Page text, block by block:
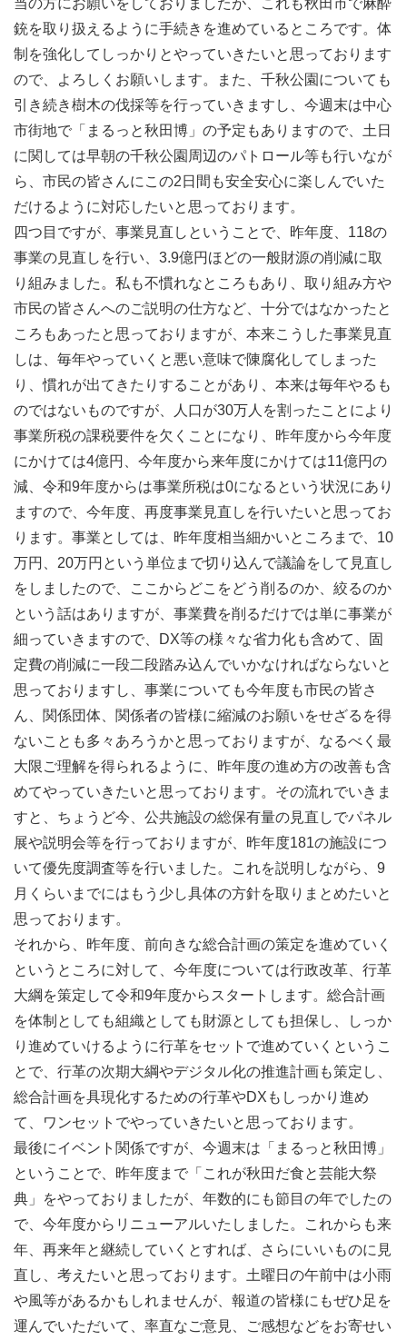
当の方にお願いをしておりましたが、これも秋田市で麻酔
銃を取り扱えるように手続きを進めているところです。体
制を強化してしっかりとやっていきたいと思っております
ので、よろしくお願いします。また、千秋公園についても
引き続き樹木の伐採等を行っていきますし、今週末は中心
市街地で「まるっと秋田博」の予定もありますので、土日
に関しては早朝の千秋公園周辺のパトロール等も行いなが
ら、市民の皆さんにこの2日間も安全安心に楽しんでいた
だけるように対応したいと思っております。
四つ目ですが、事業見直しということで、昨年度、118の
事業の見直しを行い、3.9億円ほどの一般財源の削減に取
り組みました。私も不慣れなところもあり、取り組み方や
市民の皆さんへのご説明の仕方など、十分ではなかったと
ころもあったと思っておりますが、本来こうした事業見直
しは、毎年やっていくと悪い意味で陳腐化してしまった
り、慣れが出てきたりすることがあり、本来は毎年やるも
のではないものですが、人口が30万人を割ったことにより
事業所税の課税要件を欠くことになり、昨年度から今年度
にかけては4億円、今年度から来年度にかけては11億円の
減、令和9年度からは事業所税は0になるという状況にあり
ますので、今年度、再度事業見直しを行いたいと思ってお
ります。事業としては、昨年度相当細かいところまで、10
万円、20万円という単位まで切り込んで議論をして見直し
をしましたので、ここからどこをどう削るのか、絞るのか
という話はありますが、事業費を削るだけでは単に事業が
細っていきますので、DX等の様々な省力化も含めて、固
定費の削減に一段二段踏み込んでいかなければならないと
思っておりますし、事業についても今年度も市民の皆さ
ん、関係団体、関係者の皆様に縮減のお願いをせざるを得
ないことも多々あろうかと思っておりますが、なるべく最
大限ご理解を得られるように、昨年度の進め方の改善も含
めてやっていきたいと思っております。その流れでいきま
すと、ちょうど今、公共施設の総保有量の見直しでパネル
展や説明会等を行っておりますが、昨年度181の施設につ
いて優先度調査等を行いました。これを説明しながら、9
月くらいまでにはもう少し具体の方針を取りまとめたいと
思っております。
それから、昨年度、前向きな総合計画の策定を進めていく
というところに対して、今年度については行政改革、行革
大綱を策定して令和9年度からスタートします。総合計画
を体制としても組織としても財源としても担保し、しっか
り進めていけるように行革をセットで進めていくというこ
とで、行革の次期大綱やデジタル化の推進計画も策定し、
総合計画を具現化するための行革やDXもしっかり進め
て、ワンセットでやっていきたいと思っております。
最後にイベント関係ですが、今週末は「まるっと秋田博」
ということで、昨年度まで「これが秋田だ食と芸能大祭
典」をやっておりましたが、年数的にも節目の年でしたの
で、今年度からリニューアルいたしました。これからも来
年、再来年と継続していくとすれば、さらにいいものに見
直し、考えたいと思っております。土曜日の午前中は小雨
や風等があるかもしれませんが、報道の皆様にもぜひ足を
運んでいただいて、率直なご意見、ご感想などをお寄せい